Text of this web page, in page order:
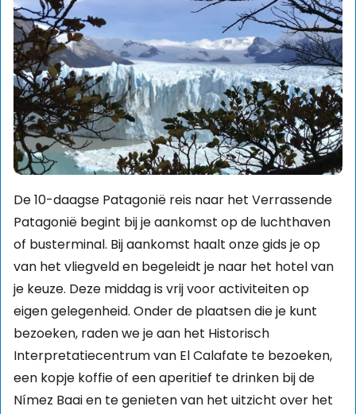
De 10-daagse Patagonië reis naar het Verrassende
Patagonië begint bij je aankomst op de luchthaven
of busterminal. Bij aankomst haalt onze gids je op
van het vliegveld en begeleidt je naar het hotel van
je keuze. Deze middag is vrij voor activiteiten op
eigen gelegenheid. Onder de plaatsen die je kunt
bezoeken, raden we je aan het Historisch
Interpretatiecentrum van El Calafate te bezoeken,
een kopje koffie of een aperitief te drinken bij de
Nímez Baai en te genieten van het uitzicht over het